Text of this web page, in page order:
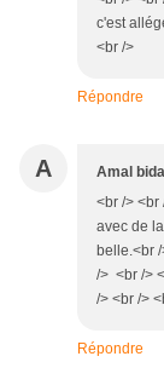
c'est
<br />
Répondre
A Amal
<br />
avec de
belle.<br
/> <br />
/> <br />
Répondre